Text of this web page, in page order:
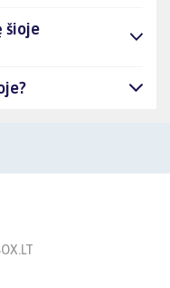
šioje